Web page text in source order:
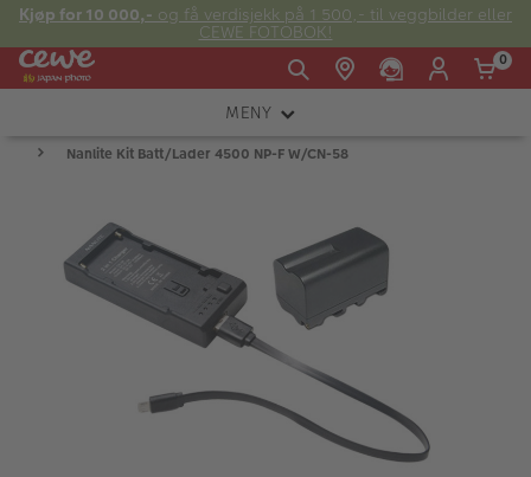
Kjøp for 10 000,- og få verdisjekk på 1 500,- til veggbilder eller
CEWE FOTOBOK!
Fre:
20:00
E-post:
kundeservice@japanphoto.no
0
MENY
KAMERA
FOTOTILBEHØR
LYS OG STUDIO
Nanlite Kit Batt/Lader 4500 NP-F W/CN-58